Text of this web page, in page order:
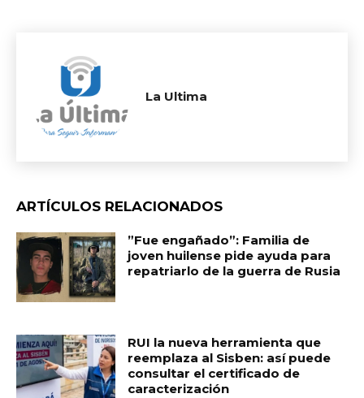
La Ultima
ARTÍCULOS RELACIONADOS
​”Fue engañado”: Familia de
joven huilense pide ayuda para
repatriarlo de la guerra de Rusia
RUI la nueva herramienta que
reemplaza al Sisben: así puede
consultar el certificado de
caracterización